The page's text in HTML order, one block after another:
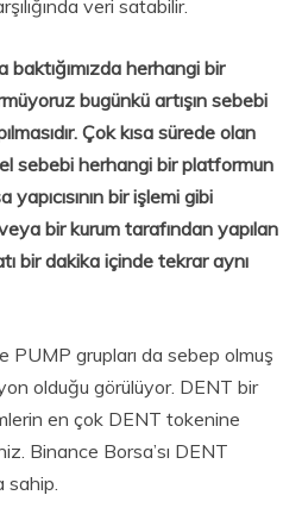
veri satabilir.
herhangi bir
bugünkü artışın sebebi
Çok kısa sürede olan
sebebi herhangi bir platformun
bir işlemi gibi
bir kurum tarafından yapılan
bir dakika içinde tekrar aynı
PUMP grupları da sebep olmuş
olduğu görülüyor. DENT bir
en çok DENT tokenine
Binance Borsa’sı DENT
sahip.